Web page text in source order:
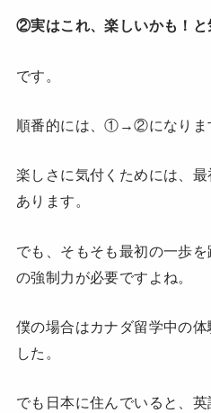
②実はこれ、楽しいかも！と
です。
順番的には、①→②になりま
楽しさに気付くためには、
あります。
でも、そもそも最初の一歩
の強制力が必要ですよね。
僕の場合はカナダ留学中の
した。
でも日本に住んでいると、